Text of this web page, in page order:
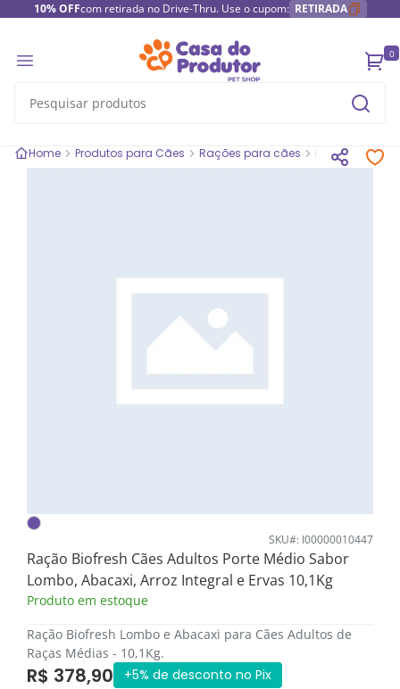
10% OFFcom retirada no Drive-Thru. Use o cupom: RETIRADA
0
Home Produtos para Cães Rações para cães Rações secas
SKU#: I00000010447
Ração Biofresh Cães Adultos Porte Médio Sabor
Lombo, Abacaxi, Arroz Integral e Ervas 10,1Kg
Produto em estoque
Ração Biofresh Lombo e Abacaxi para Cães Adultos de
Raças Médias - 10,1Kg.
R$ 378,90 +5% de desconto no Pix